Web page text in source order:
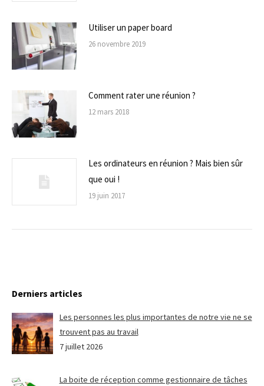
Utiliser un paper board
26 novembre 2019
Comment rater une réunion ?
12 mars 2018
Les ordinateurs en réunion ? Mais bien sûr
que oui !
19 juin 2017
Derniers articles
Les personnes les plus importantes de notre vie ne se
trouvent pas au travail
7 juillet 2026
La boite de réception comme gestionnaire de tâches